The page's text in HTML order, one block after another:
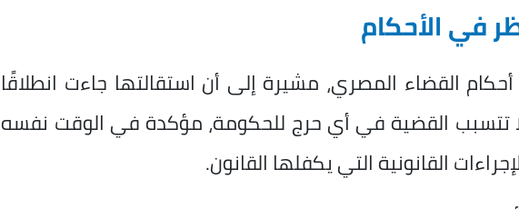
في الأحكام
القضاء المصري، مشيرة إلى أن استقالتها جاءت انطلاقًا
تتسبب القضية في أي حرج للحكومة، مؤكدة في الوقت نفسه
القانونية التي يكفلها القانون.